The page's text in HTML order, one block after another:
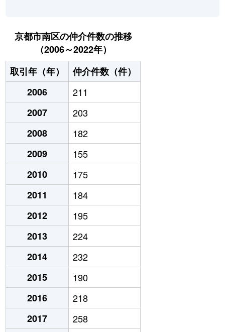
京都市南区の仲介件数の推移
（2006～2022年）
取引年（年）
仲介件数（件）
2006
211
2007
203
2008
182
2009
155
2010
175
2011
184
2012
195
2013
224
2014
232
2015
190
2016
218
2017
258